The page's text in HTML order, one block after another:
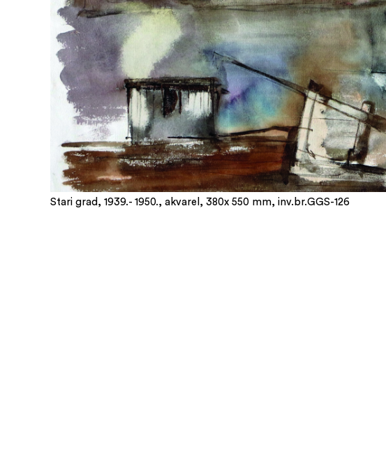
Stari grad, 1939.- 1950., akvarel, 380x 550 mm, inv.br.GGS-126